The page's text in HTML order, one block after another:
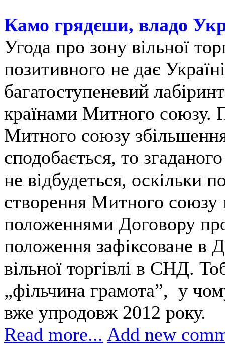
Камо грядєши, владо
Угода про зону вільної
позитивного не дає
багатоступеневий
країнами Митного союзу.
Митного союзу
сподобається, то
не відбудеться, оскільки
створення Митного
положеннями Договору
положення зафіксоване в
вільної торгівлі в СНД.
„фільчина грамота”, у
вже упродовж 2012 року.
Read more... Add new